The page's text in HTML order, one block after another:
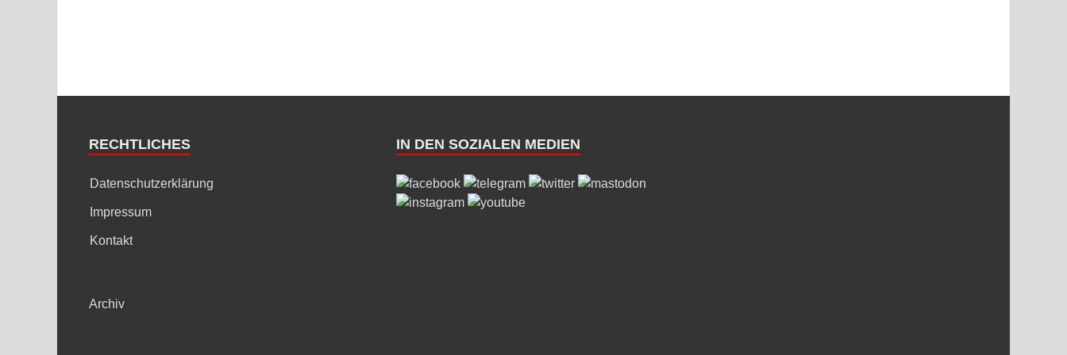
RECHTLICHES
Datenschutzerklärung
Impressum
Kontakt
Archiv
IN DEN SOZIALEN MEDIEN